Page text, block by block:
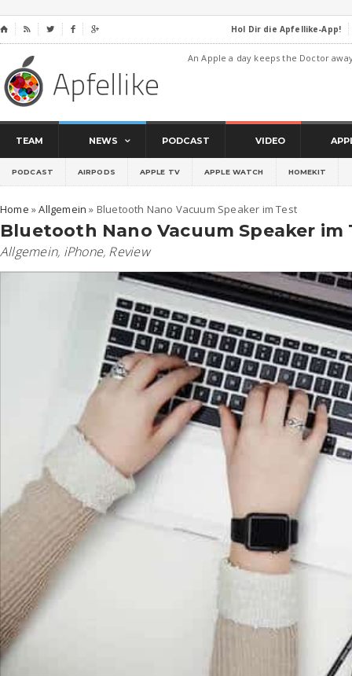
⌂     Hol Dir die Apfellike-App!
An Apple a day keeps the Doctor
TEAM NEWS PODCAST VIDEO
PODCAST AIRPODS APPLE TV APPLE WATCH HOMEKIT
Home »Allgemein » Bluetooth Nano Vacuum Speaker im Test
Bluetooth Nano Vacuum Speaker im
Allgemein, iPhone, Review